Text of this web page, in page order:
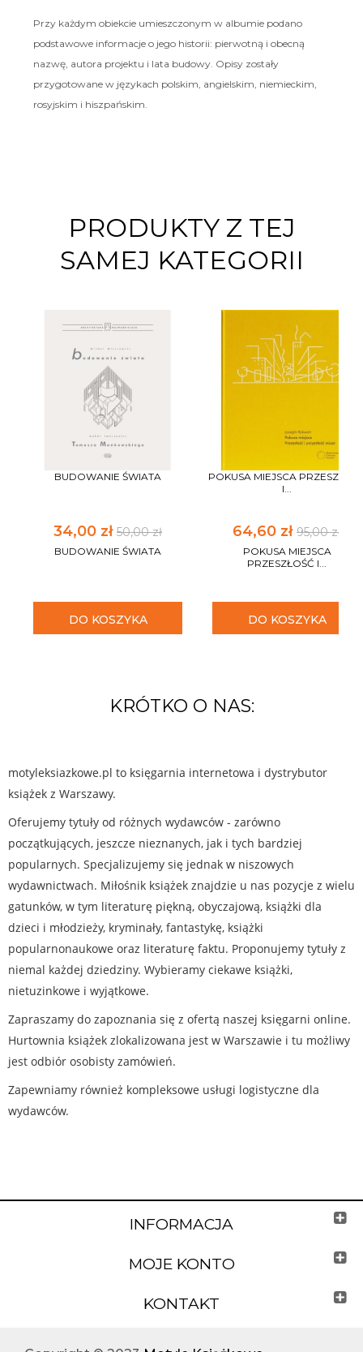
Przy każdym obiekcie umieszczonym w albumie podano
podstawowe informacje o jego historii: pierwotną i obecną
nazwę, autora projektu i lata budowy. Opisy zostały
przygotowane w językach polskim, angielskim, niemieckim,
rosyjskim i hiszpańskim.
PRODUKTY Z TEJ
SAMEJ KATEGORII
BUDOWANIE ŚWIATA
34,00 zł 50,00 zł
BUDOWANIE ŚWIATA
DO KOSZYKA
POKUSA MIEJSCA
I...
64,60 zł 95,00 zł
POKUSA MIEJSCA
PRZESZŁOŚĆ I...
DO KOSZYKA
KRÓTKO O NAS:
motyleksiazkowe.pl to księgarnia internetowa i dystrybutor
książek z Warszawy.
Oferujemy tytuły od różnych wydawców - zarówno
początkujących, jeszcze nieznanych, jak i tych bardziej
popularnych. Specjalizujemy się jednak w niszowych
wydawnictwach. Miłośnik książek znajdzie u nas pozycje z wielu
gatunków, w tym literaturę piękną, obyczajową, książki dla
dzieci i młodzieży, kryminały, fantastykę, książki
popularnonaukowe oraz literaturę faktu. Proponujemy tytuły z
niemal każdej dziedziny. Wybieramy ciekawe książki,
nietuzinkowe i wyjątkowe.
Zapraszamy do zapoznania się z ofertą naszej księgarni online.
Hurtownia książek zlokalizowana jest w Warszawie i tu możliwy
jest odbiór osobisty zamówień.
Zapewniamy również kompleksowe usługi logistyczne dla
wydawców.
INFORMACJA
MOJE KONTO
KONTAKT